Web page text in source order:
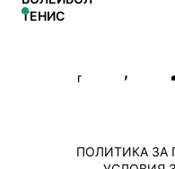
ТЕНИС
ПОЛИТИКА ЗА